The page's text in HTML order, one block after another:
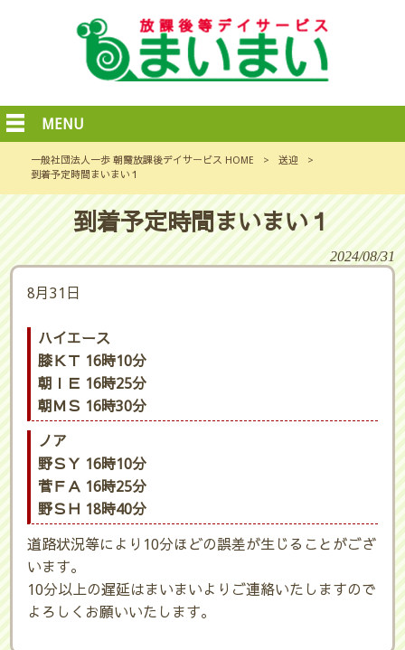
MENU
一般社団法人一歩 朝霞放課後デイサービス HOME > 送迎
>
到着予定時間まいまい１
到着予定時間まいまい１
2024/08/31
8月31日
ハイエース
膝ＫＴ 16時10分
朝ＩＥ 16時25分
朝ＭＳ 16時30分
ノア
野ＳＹ 16時10分
菅ＦＡ 16時25分
野ＳＨ 18時40分
道路状況等により10分ほどの誤差が生じることがござ
います。
10分以上の遅延はまいまいよりご連絡いたしますので
よろしくお願いいたします。